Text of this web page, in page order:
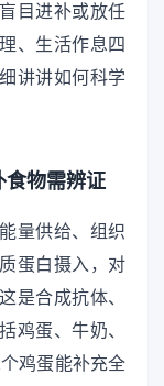
目进补或放任
、生活作息四
讲讲如何科学
食物需辨证
量供给、组织
蛋白摄入，对
是合成抗体、
鸡蛋、牛奶、
鸡蛋能补充全